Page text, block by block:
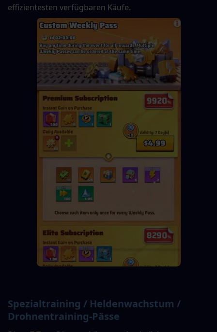
effizientesten verfügbaren Käufe.
Spezialtraining / Heldenwachstum /
Drohnentraining-Pässe